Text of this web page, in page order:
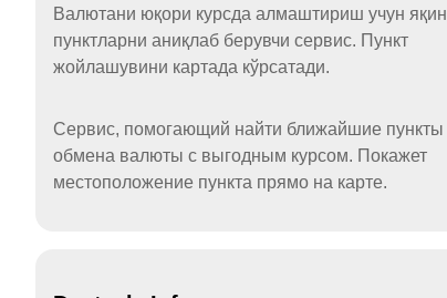
Валютани юқори курсда алмаштириш учун яқин
пунктларни аниқлаб берувчи сервис. Пункт
жойлашувини картада кўрсатади.
Сервис, помогающий найти ближайшие пункты
обмена валюты с выгодным курсом. Покажет
местоположение пункта прямо на карте.